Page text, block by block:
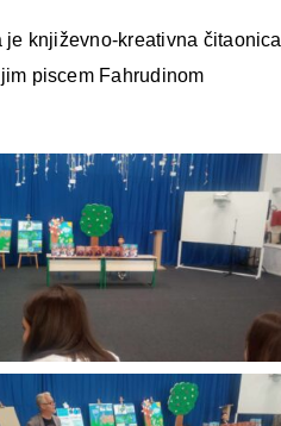
književno-kreativna čitaonica
piscem Fahrudinom